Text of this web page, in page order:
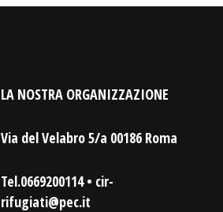
LA NOSTRA ORGANIZZAZIONE
Via del Velabro 5/a 00186 Roma
Tel.0669200114 • cir-
rifugiati@pec.it